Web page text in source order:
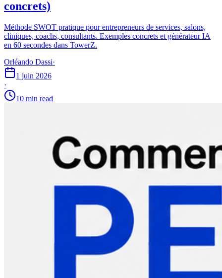
concrets)
Méthode SWOT pratique pour entrepreneurs de services, salons,
cliniques, coachs, consultants. Exemples concrets et générateur IA
en 60 secondes dans TowerZ.
Orléando Dassi·
1 juin 2026
·
10 min read